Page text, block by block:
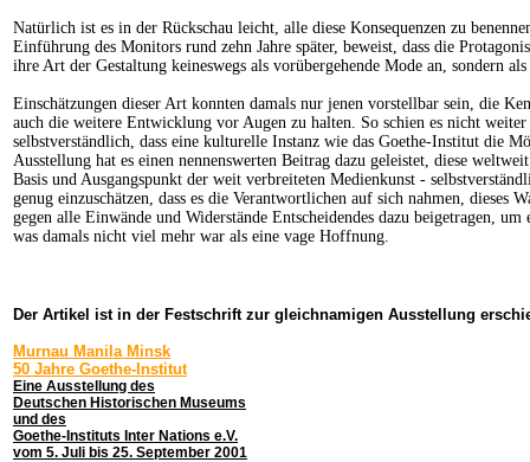
Natürlich ist es in der Rückschau leicht, alle diese Konsequenzen zu
Einführung des Monitors rund zehn Jahre später, beweist, dass die
ihre Art der Gestaltung keineswegs als vorübergehende Mode an, sondern
Einschätzungen dieser Art konnten damals nur jenen vorstellbar sein, die
auch die weitere Entwicklung vor Augen zu halten. So schien es nicht
selbstverständlich, dass eine kulturelle Instanz wie das Goethe-Institut die
Ausstellung hat es einen nennenswerten Beitrag dazu geleistet, diese
Basis und Ausgangspunkt der weit verbreiteten Medienkunst -
genug einzuschätzen, dass es die Verantwortlichen auf sich nahmen, dieses
gegen alle Einwände und Widerstände Entscheidendes dazu beigetragen,
was damals nicht viel mehr war als eine vage Hoffnung.
Der Artikel ist in der Festschrift zur gleichnamigen Ausstellung
Murnau Manila Minsk
50 Jahre Goethe-Institut
Eine Ausstellung des
Deutschen Historischen Museums
und des
Goethe-Instituts Inter Nations e.V.
vom 5. Juli bis 25. September 2001